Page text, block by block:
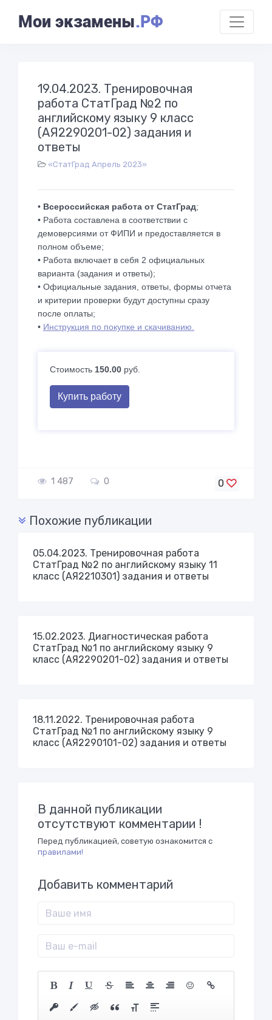
Мои экзамены.РФ
19.04.2023. Тренировочная
работа СтатГрад №2 по
английскому языку 9 класс
(АЯ2290201-02) задания и
ответы
«СтатГрад Апрель 2023»
• Всероссийская работа от СтатГрад;
• Работа составлена в соответствии с
демоверсиями от ФИПИ и предоставляется в
полном объеме;
• Работа включает в себя 2 официальных
варианта (задания и ответы);
• Официальные задания, ответы, формы отчета
и критерии проверки будут доступны сразу
после оплаты;
• Инструкция по покупке и скачиванию.
Стоимость 150.00 руб.
Купить работу
1 487 0 0
Похожие публикации
05.04.2023. Тренировочная работа
СтатГрад №2 по английскому языку 11
класс (АЯ2210301) задания и ответы
15.02.2023. Диагностическая работа
СтатГрад №1 по английскому языку 9
класс (АЯ2290201-02) задания и ответы
18.11.2022. Тренировочная работа
СтатГрад №1 по английскому языку 9
класс (АЯ2290101-02) задания и ответы
В данной публикации
отсутствуют комментарии !
Перед публикацией, советую ознакомится с
правилами!
Добавить комментарий